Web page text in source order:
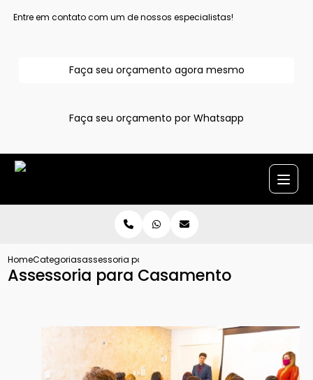
Entre em contato com um de nossos especialistas!
Faça seu orçamento agora mesmo
Faça seu orçamento por Whatsapp
HomeCategoriasassessoria para casamento
Assessoria para Casamento